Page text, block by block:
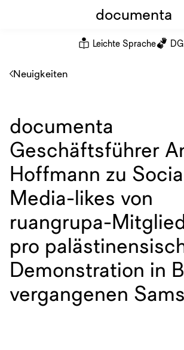
documenta
Leichte Sprache
Neuigkeiten
documenta
Geschäftsführer
Hoffmann zu
Media-likes von
ruangrupa-
pro
Demonstration in
vergangenen